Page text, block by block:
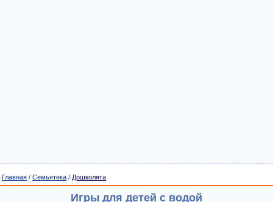
Главная / Семьятека / Дошколята
Игры для детей с водой